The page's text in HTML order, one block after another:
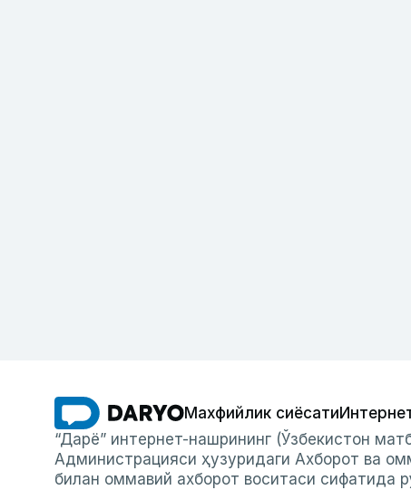
Махфийлик сиёсати
“Дарё” интернет-нашрининг (Ўзбекистон
Администрацияси ҳузуридаги Ахборот ва
билан оммавий ахборот воситаси сифатида